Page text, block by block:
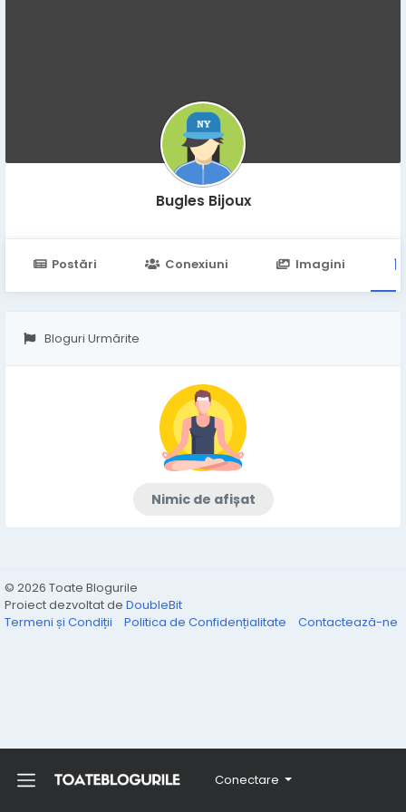
Conectare
Bugles Bijoux
Postări Conexiuni Imagini
Bloguri Urmărite
Nimic de afișat
© 2026 Toate Blogurile
Proiect dezvoltat de DoubleBit
Termeni și Condiții
Politica de Confidențialitate Contactează-ne